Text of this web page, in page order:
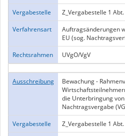
Vergabestelle
Z_Vergabestelle 1
Verfahrensart
Auftragsänderungen
EU (sog.
Rechtsrahmen
UVgO/VgV
Ausschreibung
Bewachung -
die Unterbringung
Nachtragsvergabe
Vergabestelle
Z_Vergabestelle 1